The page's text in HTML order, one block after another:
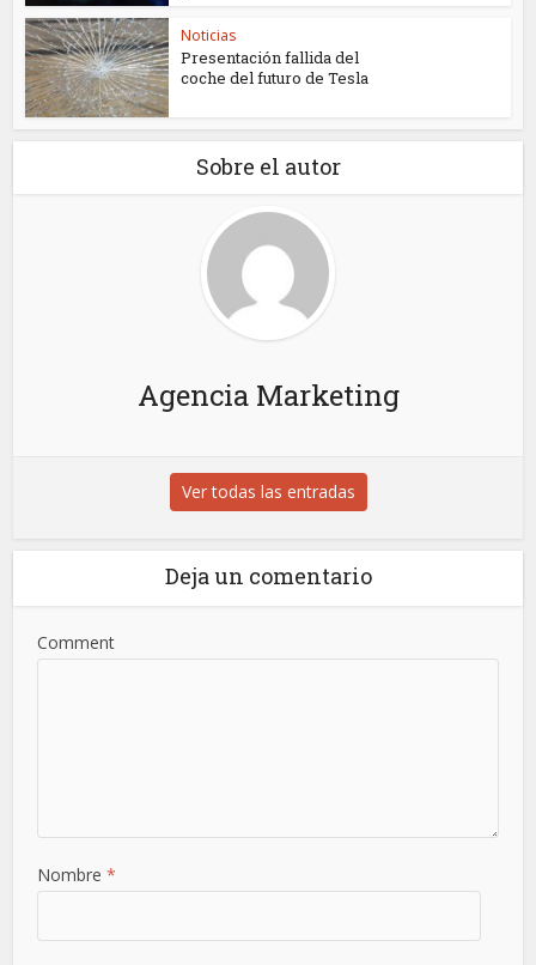
Noticias
Presentación fallida del
coche del futuro de Tesla
Sobre el autor
Agencia Marketing
Ver todas las entradas
Deja un comentario
Comment
Nombre *